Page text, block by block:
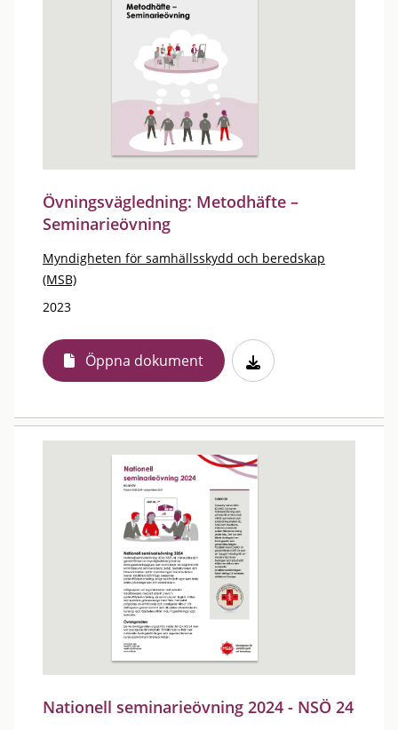
Övningsvägledning: Metodhäfte –
Seminarieövning
Myndigheten för samhällsskydd och beredskap
(MSB)
2023
Öppna dokument
Nationell seminarieövning 2024 - NSÖ 24